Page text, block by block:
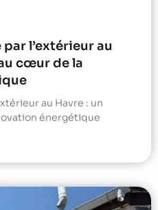
l’extérieur au
cœur de la
au Havre : un
énergétique